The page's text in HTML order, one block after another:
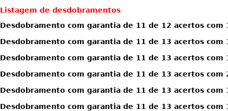
Listagem de desdobramentos
Desdobramento com garantia de 11 de 12 acertos com
Desdobramento com garantia de 11 de 13 acertos com
Desdobramento com garantia de 11 de 13 acertos com
Desdobramento com garantia de 11 de 13 acertos com
Desdobramento com garantia de 11 de 13 acertos com
Desdobramento com garantia de 11 de 13 acertos com